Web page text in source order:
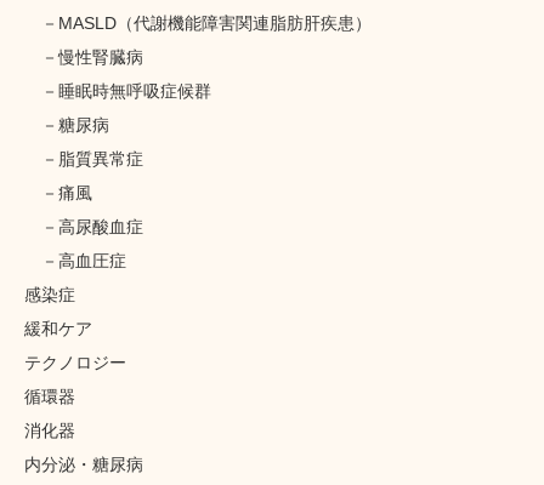
MASLD（代謝機能障害関連脂肪肝疾患）
慢性腎臓病
睡眠時無呼吸症候群
糖尿病
脂質異常症
痛風
高尿酸血症
高血圧症
感染症
緩和ケア
テクノロジー
循環器
消化器
内分泌・糖尿病